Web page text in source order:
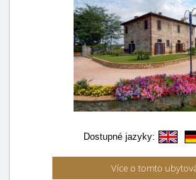
Dostupné jazyky:
Více o tomto